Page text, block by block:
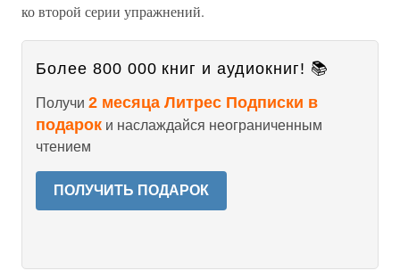
ко второй серии упражнений.
Более 800 000 книг и аудиокниг! 📚
Получи 2 месяца Литрес Подписки в
подарок и наслаждайся неограниченным
чтением
ПОЛУЧИТЬ ПОДАРОК